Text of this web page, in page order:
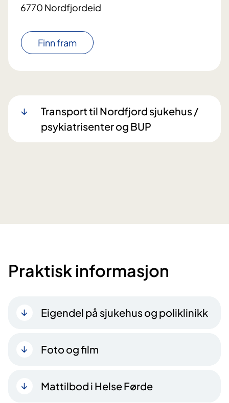
6770 Nordfjordeid
Finn fram
Transport til Nordfjord sjukehus /
psykiatrisenter og BUP
Praktisk informasjon
Eigendel på sjukehus og poliklinikk
Foto og film
Mattilbod i Helse Førde